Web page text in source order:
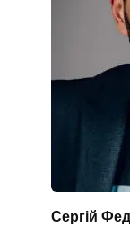
Сергій